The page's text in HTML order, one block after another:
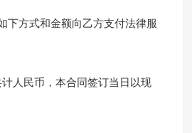
下方式和金额向乙方支付法律服
人民币，本合同签订当日以现